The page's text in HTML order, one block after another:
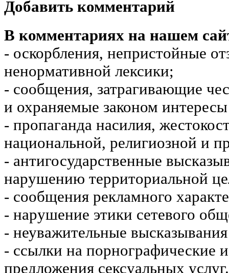
Добавить комментарий
В комментариях на нашем
- оскорбления, непристойные
ненормативной лексики;
- сообщения, затрагивающие
и охраняемые законом
- пропаганда насилия,
национальной, религиозной и
- антигосударственные
нарушению территориальной
- сообщения рекламного
- нарушение этики сетевого
- неуважительные
- ссылки на порнографические
предложения сексуальных услуг.